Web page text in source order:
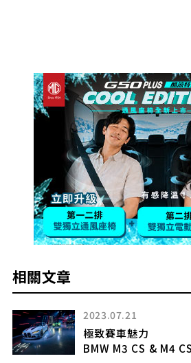
相關文章
2022.12.02
新增Vignale義式精品
2023 Ford Kuga全車